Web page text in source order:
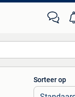
Alle afstanden…
Sorteer op